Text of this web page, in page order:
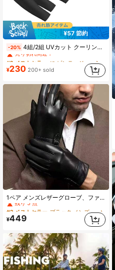
¥57 節約
-20% 4組/2組 UVカット クーリング アームスリーブ コンプレッション サンスリーブ メンズ ユース用、タトゥーカバー、UPF 50 フェイクタトゥー アームウォーマー 秋のアウトフィット ハロウィンコスチューム ブラックアームスリーブ メンズギフト、夏、フェスティバル、メンズギフト、アクセサリー
#2 ベストセラー
に ビンテージ メンズグローブ
売り切れ間近！
#2 ベストセラー
売り切れ間近！
#2 ベストセラー
売り切れ間近！
に ビンテージ メンズグローブ
売り切れ間近！
¥230 200+ sold
1ペア メンズレザーグローブ、ファッショナブルな 暖かい タッチスクリーン 防風裏地付き グローブ ドライビング & サイクリング 秋用
#3 ベストセラー
ブラック メンズフルフィンガーグローブ
残り 5 点
#3 ベストセラー
残り 5 点
#3 ベストセラー
残り 5 点
ブラック メンズフルフィンガーグローブ
残り 5 点
¥449